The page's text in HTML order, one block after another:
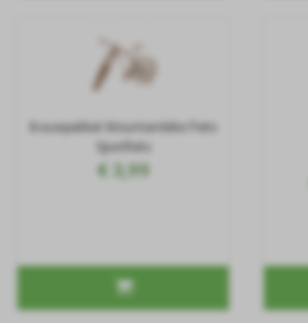
Bouwpakket Mountainbike Fiets
Sportfiets
€ 3,99